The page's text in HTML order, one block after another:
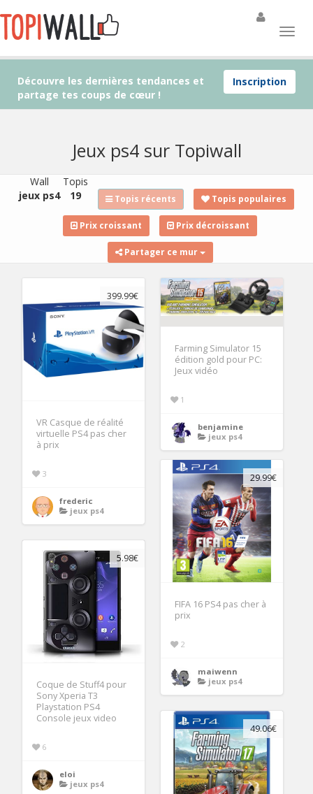
Inscription
Découvre les dernières tendances et
partage tes coups de cœur !
Jeux ps4 sur Topiwall
Wall
jeux ps4
Topis
19
Topis récents Topis populaires
Prix croissant Prix décroissant
Partager ce mur
399.99€
VR Casque de réalité
virtuelle PS4 pas cher
à prix
3
frederic
jeux ps4
Farming Simulator 15
édition gold pour PC:
Jeux vidéo
1
benjamine
jeux ps4
29.99€
FIFA 16 PS4 pas cher à
prix
2
maiwenn
jeux ps4
5.98€
Coque de Stuff4 pour
Sony Xperia T3
Playstation PS4
Console jeux video
6
eloi
jeux ps4
49.06€